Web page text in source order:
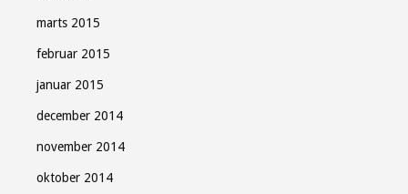
marts 2015
februar 2015
januar 2015
december 2014
november 2014
oktober 2014